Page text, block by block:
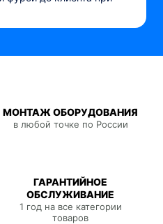
МОНТАЖ ОБОРУДОВАНИЯ
в любой точке по России
ГАРАНТИЙНОЕ
ОБСЛУЖИВАНИЕ
1 год на все категории
товаров